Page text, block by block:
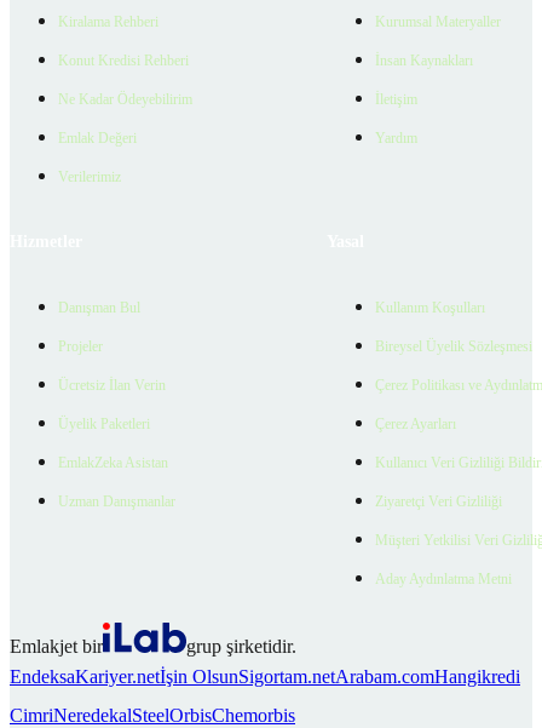
Kiralama Rehberi
Konut Kredisi Rehberi
Ne Kadar Ödeyebilirim
Emlak Değeri
Verilerimiz
Kurumsal Materyaller
İnsan Kaynakları
İletişim
Yardım
Danışman Bul
Projeler
Ücretsiz İlan Verin
Üyelik Paketleri
EmlakZeka Asistan
Uzman Danışmanlar
Kullanım Koşulları
Bireysel Üyelik Sözleşmesi
Çerez Politikası ve
Çerez Ayarları
Kullanıcı Veri Gizliliği
Ziyaretçi Veri Gizliliği
Müşteri Yetkilisi Veri
Aday Aydınlatma Metni
Emlakjet bir
grup şirketidir.
EndeksaKariyer.netİşin OlsunSigortam.netArabam.comHangikredi
CimriNeredekalSteelOrbisChemorbis